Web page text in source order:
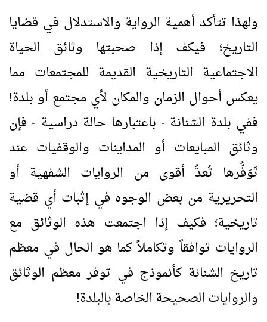
ولهذا تتأكد أهمية الرواية والاستدلال في قضايا
التاريخ؛ فيكف إذا صحبتها وثائق الحياة
الاجتماعية التاريخية القديمة للمجتمعات مما
يعكس أحوال الزمان والمكان لأي مجتمع أو بلدة!
ففي بلدة الشنانة - باعتبارها حالة دراسية - فإن
وثائق المبايعات أو المداينات والوقفيات عند
تَوَفُّرها تُعدُّ أقوى من الروايات الشفهية أو
التحريرية من بعض الوجوه في إثبات أي قضية
تاريخية؛ فكيف إذا اجتمعت هذه الوثائق مع
الروايات توافقاً وتكاملاً كما هو الحال في معظم
تاريخ الشنانة كأنموذج في توفر معظم الوثائق
والروايات الصحيحة الخاصة بالبلدة!